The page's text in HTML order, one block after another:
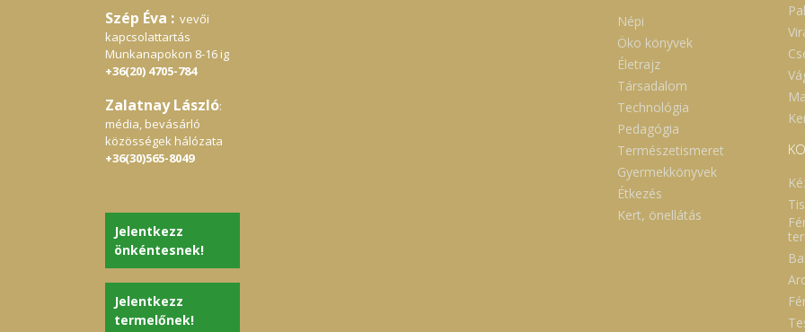
Szép Éva : vevői
kapcsolattartás
Munkanapokon 8-16 ig
+36(20) 4705-784
Zalatnay László:
média, bevásárló
közösségek hálózata
+36(30)565-8049
Jelentkezz
önkéntesnek!
Jelentkezz
termelőnek!
Népi
Öko könyvek
Életrajz
Társadalom
Technológia
Pedagógia
Természetismeret
Gyermekkönyvek
Étkezés
Kert, önellátás